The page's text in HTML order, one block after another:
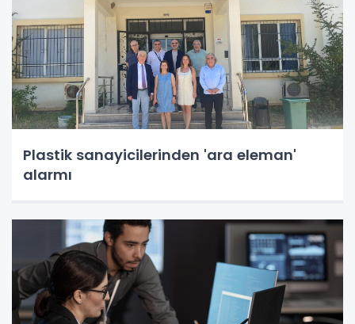
Plastik sanayicilerinden 'ara eleman'
alarmı